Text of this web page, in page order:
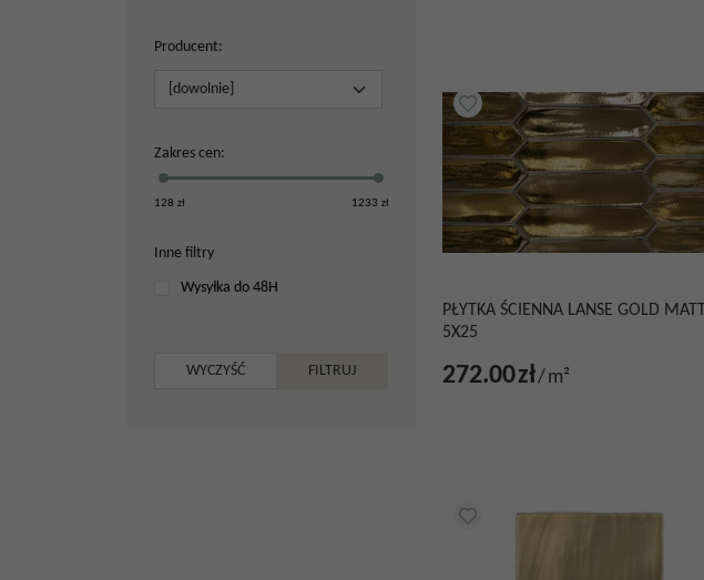
PŁYTKA ŚCIENNA LANSE GOLD MATT
5X25
272.00zł/ m²
Producent:
Zakres cen:
128 zł 1233 zł
Inne filtry
Wysyłka do 48H